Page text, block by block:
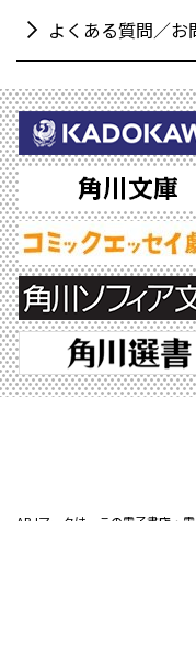
よくある質問／お
ABJマークは、この電子書店・